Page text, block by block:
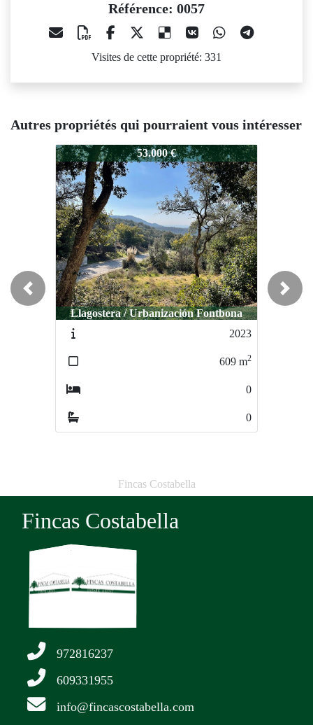
Référence: 0057
Visites de cette propriété: 331
Autres propriétés qui pourraient vous intéresser
0057
53.000 €
Llagostera / Urbanización Fontbona
2023
609 m2
0
0
Previous Next
Fincas Costabella
Fincas Costabella
972816237
609331955
info@fincascostabella.com